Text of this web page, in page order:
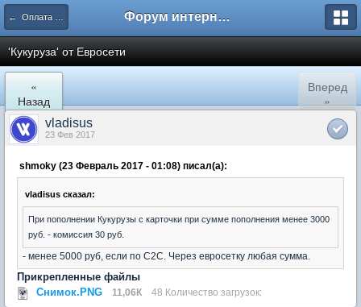
← Оплата покупок в сети Интернет Форум интернет покупателей
'Кукуруза' от Евросети
«
Назад
Вперед
»
vladisus
23 Фев 2017
shmoky (23 Февраль 2017 - 01:08) писал(а):
vladisus сказал:
При пополнении Кукурузы с карточки при сумме пополнения менее 3000
руб. - комиссия 30 руб.
- менее 5000 руб, если по С2С. Через евросетку любая сумма.
Прикрепленные файлы
Снимок.PNG
11,06К 48 Количество загрузок: